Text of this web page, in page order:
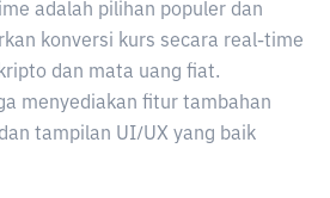
adalah pilihan populer dan
konversi kurs secara real-time
dan mata uang fiat.
menyediakan fitur tambahan
tampilan UI/UX yang baik